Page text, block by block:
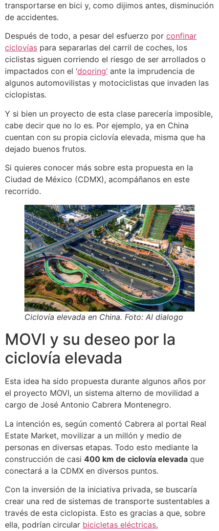
transportarse en bici y, como dijimos antes, disminución
de accidentes.
Después de todo, a pesar del esfuerzo por confinar
ciclovías para separarlas del carril de coches, los
ciclistas siguen corriendo el riesgo de ser arrollados o
impactados con el ‘dooring’ ante la imprudencia de
algunos automovilistas y motociclistas que invaden las
ciclopistas.
Y si bien un proyecto de esta clase parecería imposible,
cabe decir que no lo es. Por ejemplo, ya en China
cuentan con su propia ciclovía elevada, misma que ha
dejado buenos frutos.
Si quieres conocer más sobre esta propuesta en la
Ciudad de México (CDMX), acompáñanos en este
recorrido.
Ciclovía elevada en China. Foto: Al dialogo
MOVI y su deseo por la
ciclovía elevada
Esta idea ha sido propuesta durante algunos años por
el proyecto MOVI, un sistema alterno de movilidad a
cargo de José Antonio Cabrera Montenegro.
La intención es, según comentó Cabrera al portal Real
Estate Market, movilizar a un millón y medio de
personas en diversas etapas. Todo esto mediante la
construcción de casi 400 km de ciclovía elevada que
conectará a la CDMX en diversos puntos.
Con la inversión de la iniciativa privada, se buscaría
crear una red de sistemas de transporte sustentables a
través de esta ciclopista. Esto es gracias a que, sobre
ella, podrían circular bicicletas eléctricas,